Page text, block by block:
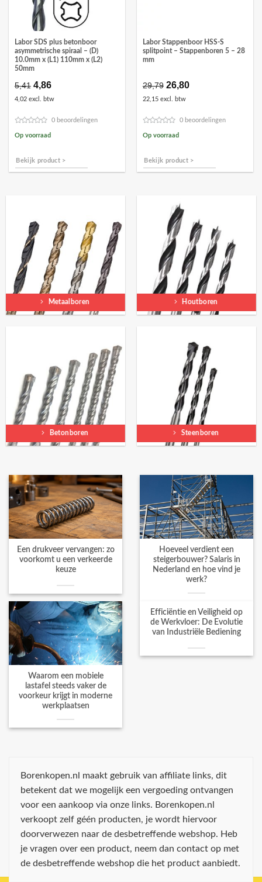
Labor SDS plus betonboor
asymmetrische spiraal – (D)
10.0mm x (L1) 110mm x (L2)
50mm
5,41 Oorspronkelijke
prijs
was:
4,86Huidige
is:
4,02 excl. btw
0 beoordelingen
Op voorraad
Bekijk product >
Labor Stappenboor HSS-S
splitpoint – Stappenboren 5 – 28
mm
29,79 Oorspronkelijke
prijs
was:
26,80Huidige
22,15 excl. btw
0 beoordelingen
Op voorraad
Bekijk product >
Metaalboren Houtboren
Betonboren Steenboren
Een drukveer vervangen: zo
voorkomt u een verkeerde
keuze
Hoeveel verdient een
steigerbouwer? Salaris in
Nederland en hoe vind je
werk?
Waarom een mobiele
lastafel steeds vaker de
voorkeur krijgt in moderne
werkplaatsen
Efficiëntie en Veiligheid op
de Werkvloer: De Evolutie
van Industriële Bediening
Borenkopen.nl maakt gebruik van affiliate links, dit
betekent dat we mogelijk een vergoeding ontvangen
voor een aankoop via onze links. Borenkopen.nl
verkoopt zelf géén producten, je wordt hiervoor
doorverwezen naar de desbetreffende webshop. Heb
je vragen over een product, neem dan contact op met
de desbetreffende webshop die het product aanbiedt.